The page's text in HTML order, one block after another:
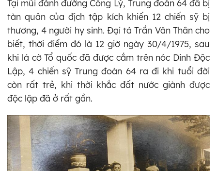
Tại mũi đánh đường Công Lý, Trung đoàn 64 đã bị
tàn quân của địch tập kích khiến 12 chiến sỹ bị
thương, 4 người hy sinh. Đại tá Trần Văn Thân cho
biết, thời điểm đó là 12 giờ ngày 30/4/1975, sau
khi lá cờ Tổ quốc đã được cắm trên nóc Dinh Độc
Lập, 4 chiến sỹ Trung đoàn 64 ra đi khi tuổi đời
còn rất trẻ, khi thời khắc đất nước giành được
độc lập đã ở rất gần.